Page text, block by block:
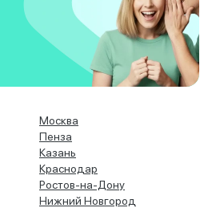
Москва
Пенза
Казань
Краснодар
Ростов-на-Дону
Нижний Новгород